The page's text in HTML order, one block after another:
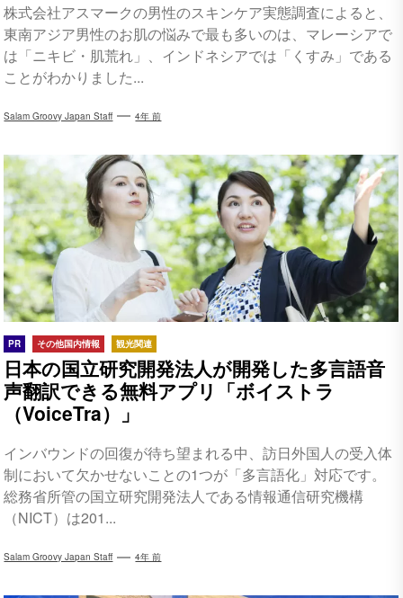
株式会社アスマークの男性のスキンケア実態調査によると、
東南アジア男性のお肌の悩みで最も多いのは、マレーシアで
は「ニキビ・肌荒れ」、インドネシアでは「くすみ」である
ことがわかりました...
Salam Groovy Japan Staff 4年 前
PR その他国内情報 観光関連
日本の国立研究開発法人が開発した多言語音
声翻訳できる無料アプリ「ボイストラ
（VoiceTra）」
インバウンドの回復が待ち望まれる中、訪日外国人の受入体
制において欠かせないことの1つが「多言語化」対応です。
総務省所管の国立研究開発法人である情報通信研究機構
（NICT）は201...
Salam Groovy Japan Staff 4年 前